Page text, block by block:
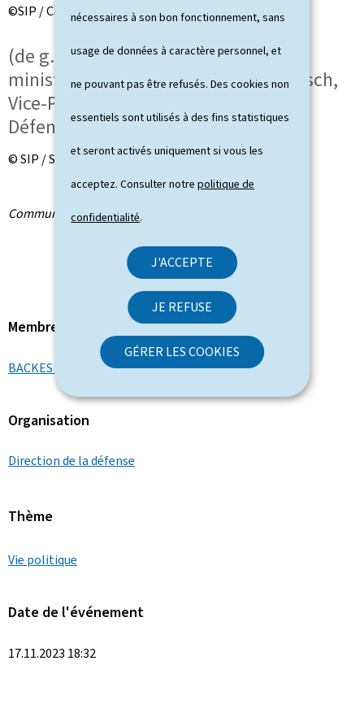
nécessaires à son bon fonctionnement, sans
usage de données à caractère personnel, et
ne pouvant pas être refusés. Des cookies non
essentiels sont utilisés à des fins statistiques
et seront activés uniquement si vous les
acceptez. Consulter notrepolitique de
confidentialité.
J'ACCEPTE
JE REFUSE
GÉRER LES COOKIES
©SIP / Caroline Martin
(de g. à dr.) Yuriko Backes, nouvelle
ministre de la Défense ; François Bausch,
Vice-Premier ministre, ministre de la
Défense sortant
© SIP / Sophie Margue
Communiqué par la Direction de la défense
Membre du gouvernement
BACKES Yuriko
Organisation
Direction de la défense
Thème
Vie politique
Date de l'événement
17.11.2023 18:32